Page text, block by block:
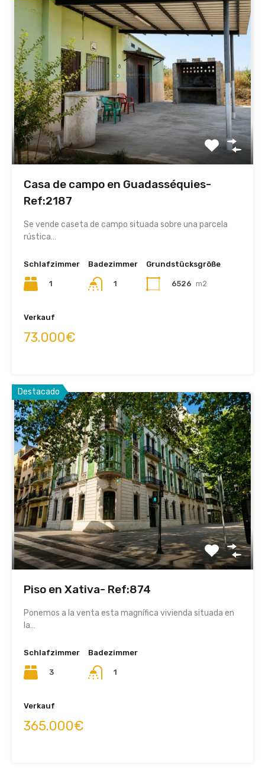
Casa de campo en Guadasséquies-
Ref:2187
Se vende caseta de campo situada sobre una parcela
rústica…
Schlafzimmer
1
Badezimmer
1
Grundstücksgröße
6526 m2
Verkauf
73.000€
Destacado
Piso en Xativa- Ref:874
Ponemos a la venta esta magnífica vivienda situada en
la…
Schlafzimmer
3
Badezimmer
1
Verkauf
365.000€